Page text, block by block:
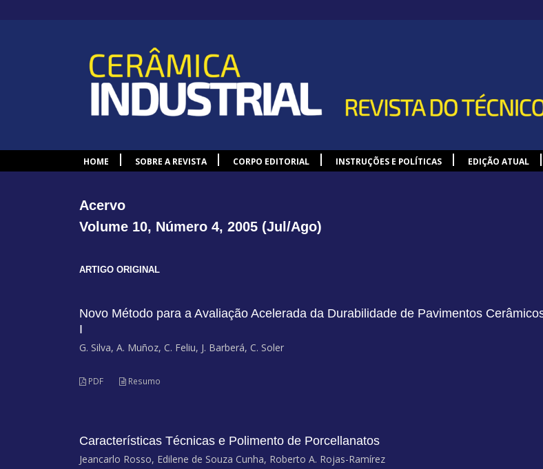
HOME SOBRE A REVISTA CORPO EDITORIAL INSTRUÇÕES E POLÍTICAS EDIÇÃO ATUAL
Acervo
Volume 10, Número 4, 2005 (Jul/Ago)
ARTIGO ORIGINAL
Novo Método para a Avaliação Acelerada da Durabilidade de Pavimentos
I
G. Silva, A. Muñoz, C. Feliu, J. Barberá, C. Soler
PDF Resumo
Características Técnicas e Polimento de Porcellanatos
Jeancarlo Rosso, Edilene de Souza Cunha, Roberto A. Rojas-Ramírez